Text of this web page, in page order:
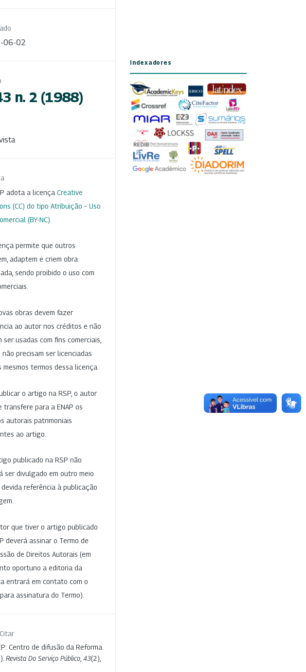
06-02
n. 2 (1988)
adota a licença Creative
(CC) do tipo Atribuição – Uso
(BY-NC)
permite que outros
adaptem e criem obra
sendo proibido o uso com
obras devem fazer
ao autor nos créditos e não
ser usadas com fins comerciais,
não precisam ser licenciadas
mesmos termos dessa licença.
o artigo na RSP, o autor
transfere para a ENAP os
autorais patrimoniais
ao artigo.
publicado na RSP não
ser divulgado em outro meio
devida referência à publicação
que tiver o artigo publicado
deverá assinar o Termo de
de Direitos Autorais (em
oportuno a editoria da
entrará em contato com o
assinatura do Termo).
Centro de difusão da Reforma.
Revista Do Serviço Público 43(2),
Indexadores